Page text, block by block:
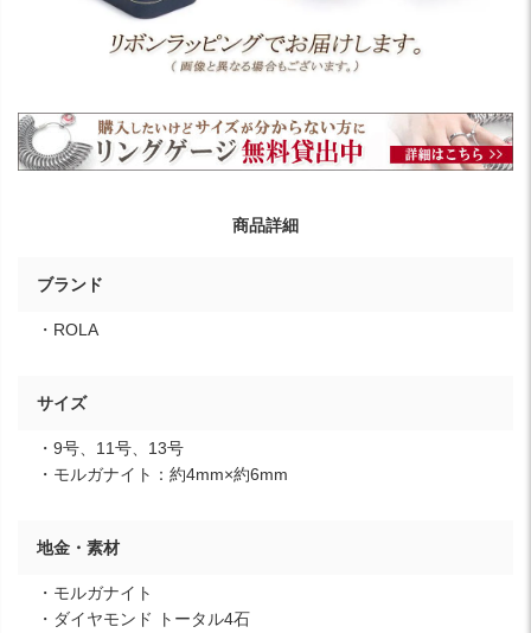
商品詳細
ブランド
・ROLA
サイズ
・9号、11号、13号
・モルガナイト：約4mm×約6mm
地金・素材
・モルガナイト
・ダイヤモンド トータル4石